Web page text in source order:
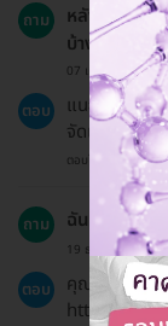
ถาม
หลังจากทำก
บ้าง?
07 เม.ย. 2023
ตอบ
แนะนำให้หลี
จัดแต่งทรงผม
ตอบโดยทีมงาน HD
ถาม ฉันจะได้รับกา
19 ธ.ค. 2024
ตอบ
คุณสามารถข
https://